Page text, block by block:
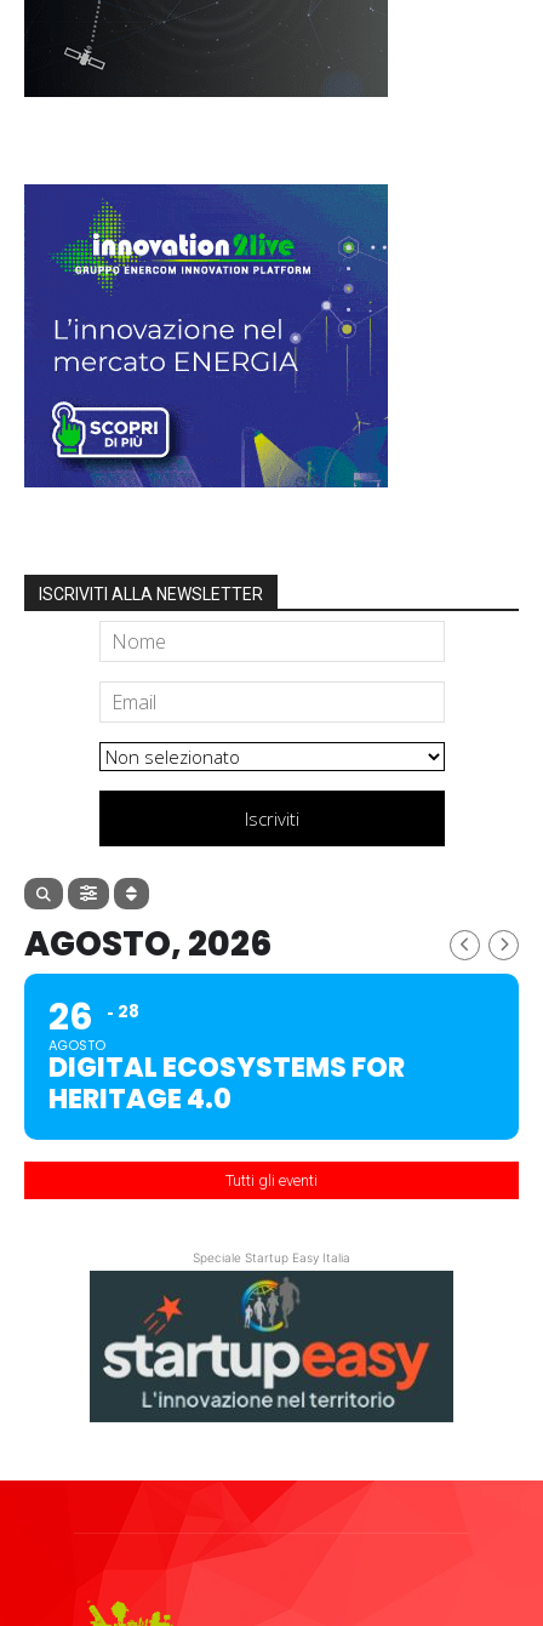
ISCRIVITI ALLA NEWSLETTER
Iscriviti
AGOSTO, 2026
26
AGOSTO
28
DIGITAL ECOSYSTEMS FOR
HERITAGE 4.0
Tutti gli eventi
Speciale Startup Easy Italia